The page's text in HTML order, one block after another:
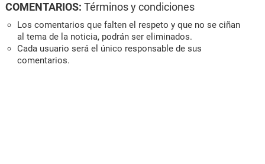
COMENTARIOS: Términos y condiciones
Los comentarios que falten el respeto y que no se ciñan
al tema de la noticia, podrán ser eliminados.
Cada usuario será el único responsable de sus
comentarios.